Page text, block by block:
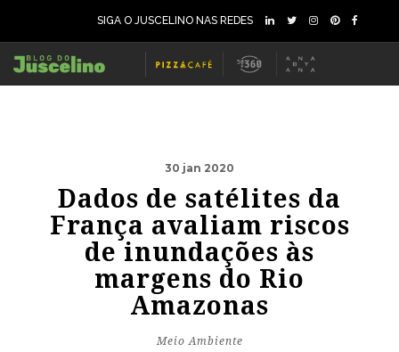
SIGA O JUSCELINO NAS REDES
30 jan 2020
Dados de satélites da
França avaliam riscos
de inundações às
margens do Rio
Amazonas
Meio Ambiente